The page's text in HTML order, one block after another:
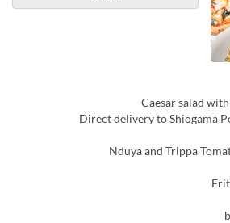
Caesar salad
Direct delivery to Shiogama
Nduya and Trippa